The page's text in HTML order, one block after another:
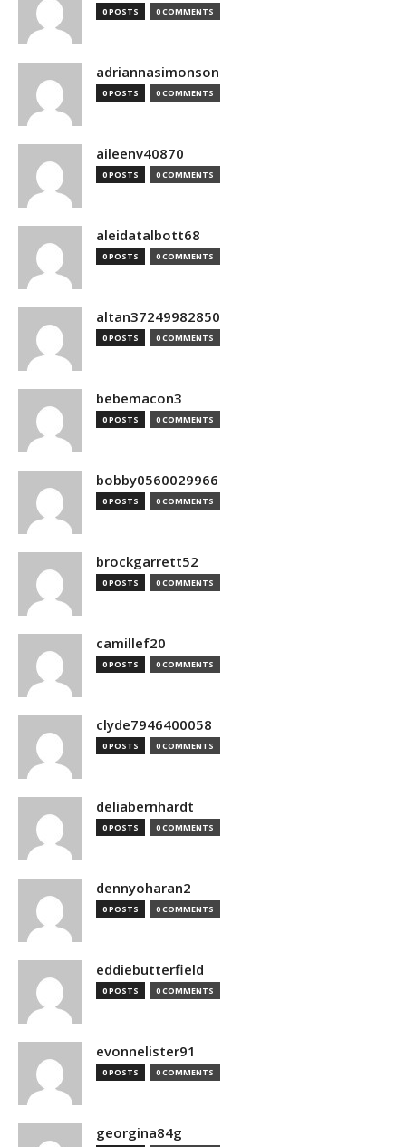
0 POSTS 0 COMMENTS
adriannasimonson
0 POSTS 0 COMMENTS
aileenv40870
0 POSTS 0 COMMENTS
aleidatalbott68
0 POSTS 0 COMMENTS
altan37249982850
0 POSTS 0 COMMENTS
bebemacon3
0 POSTS 0 COMMENTS
bobby0560029966
0 POSTS 0 COMMENTS
brockgarrett52
0 POSTS 0 COMMENTS
camillef20
0 POSTS 0 COMMENTS
clyde7946400058
0 POSTS 0 COMMENTS
deliabernhardt
0 POSTS 0 COMMENTS
dennyoharan2
0 POSTS 0 COMMENTS
eddiebutterfield
0 POSTS 0 COMMENTS
evonnelister91
0 POSTS 0 COMMENTS
georgina84g